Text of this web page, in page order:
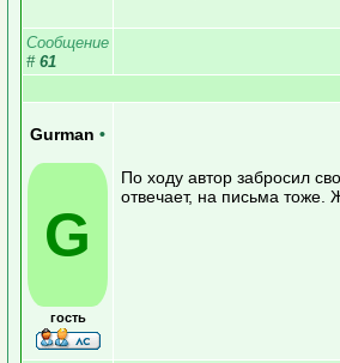
Сообщение
# 61
Gurman •
G
гость
По ходу автор забросил
отвечает, на письма тоже.